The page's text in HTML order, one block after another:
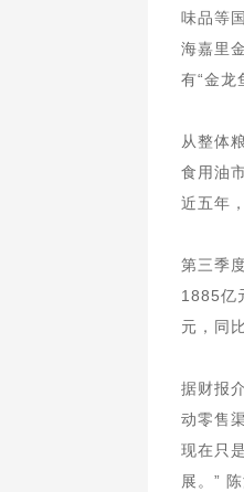
味品等
海嘉里
有“金龙
从整体
食用油
近五年
第三季
1885亿
元，同
据财报
动零售
现在只
展。”